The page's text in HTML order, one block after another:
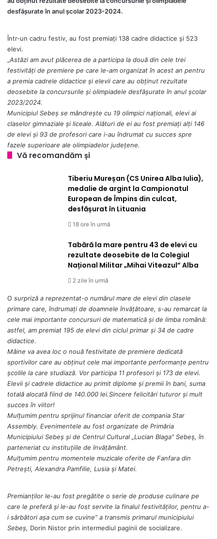
desfășurate în anul școlar 2023-2024.
Într-un cadru festiv, au fost premiați 138 cadre didactice și 523
elevi.
„Astăzi am avut plăcerea de a participa la două din cele trei
festivități de premiere pe care le-am organizat în acest an pentru
a premia cadrele didactice și elevii care au obținut rezultate
deosebite la concursurile și olimpiadele desfășurate în anul școlar
2023/2024.
Municipiul Sebeș se mândrește cu 19 olimpici naționali, elevi ai
claselor gimnaziale și liceale. Alături de ei au fost premiați alți 146
de elevi și 93 de profesori care i-au îndrumat cu succes spre
fazele superioare ale olimpiadelor județene.
Vă recomandăm și
Tiberiu Mureșan (CS Unirea Alba Iulia),
medalie de argint la Campionatul
European de Împins din culcat,
desfășurat în Lituania
18 ore în urmă
Tabără la mare pentru 43 de elevi cu
rezultate deosebite de la Colegiul
Național Militar „Mihai Viteazul” Alba
2 zile în urmă
O surpriză a reprezentat-o numărul mare de elevi din clasele
primare care, îndrumați de doamnele învățătoare, s-au remarcat la
cele mai importante concursuri de matematică și de limba română:
astfel, am premiat 195 de elevi din ciclul primar și 34 de cadre
didactice.
Mâine va avea loc o nouă festivitate de premiere dedicată
sportivilor care au obținut cele mai importante performanțe pentru
școlile la care studiază. Vor participa 11 profesori și 173 de elevi.
Elevii și cadrele didactice au primit diplome și premii în bani, suma
totală alocată fiind de 140.000 lei.Sincere felicitări tuturor și mult
succes în viitor!
Mulțumim pentru sprijinul financiar oferit de compania Star
Assembly. Evenimentele au fost organizate de Primăria
Municipiului Sebeș și de Centrul Cultural „Lucian Blaga” Sebeș, în
parteneriat cu instituțiile de învățământ.
Mulțumim pentru momentele muzicale oferite de Fanfara din
Petrești, Alexandra Pamfilie, Lusia și Matei.
Premianților le-au fost pregătite o serie de produse culinare pe
care le preferă și le-au fost servite la finalul festivităților, pentru a-
i sărbători așa cum se cuvine” a transmis primarul municipiului
Sebeș, Dorin Nistor prin intermediul paginii de socializare.